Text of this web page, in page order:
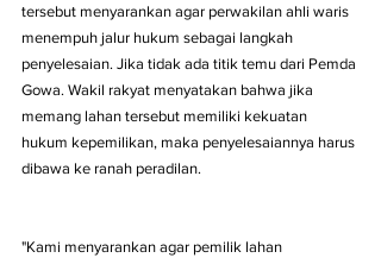
tersebut menyarankan agar perwakilan ahli waris
menempuh jalur hukum sebagai langkah
penyelesaian. Jika tidak ada titik temu dari Pemda
Gowa. Wakil rakyat menyatakan bahwa jika
memang lahan tersebut memiliki kekuatan
hukum kepemilikan, maka penyelesaiannya harus
dibawa ke ranah peradilan.
"Kami menyarankan agar pemilik lahan